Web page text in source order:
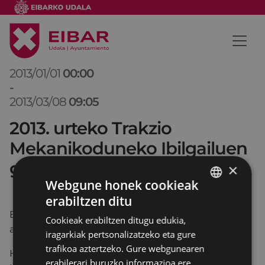
2013/01/01 00:00
-
2013/03/08 09:05
2013. urteko Trakzio
Mekanikoduneko Ibilgailuen
gaineko Zerga
Borondatezko ordain aldia 2013ko martxoaren 8an
amaituko da (ostirala).
Helbideratutako erreziboak emandako kontu
×
Webgune honek cookieak
erabiltzen ditu
Cookieak erabiltzen ditugu edukia,
iragarkiak pertsonalizatzeko eta gure
trafikoa aztertzeko. Gure webgunearen
erabilerari buruzko informazioa ere